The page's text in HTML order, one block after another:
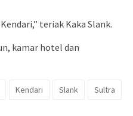
teriak Kaka Slank.
kamar hotel dan
Kendari Slank
Sultra